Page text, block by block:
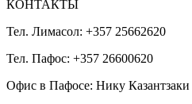
КОНТАКТЫ
Тел. Лимасол: +357 25662620
Тел. Пафос: +357 26600620
Офис в Пафосе: Нику Казантзаки